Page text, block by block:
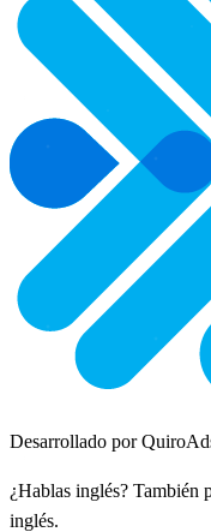
Desarrollado por
¿Hablas inglés? También
inglés.